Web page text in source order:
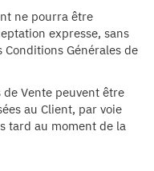
ne pourra être
expresse, sans
Générales de
de Vente peuvent être
au Client, par voie
tard au moment de la